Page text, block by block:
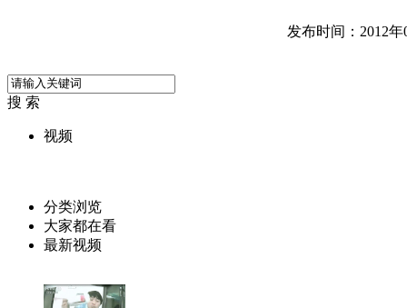
发布时间：2012年
搜 索
视频
分类浏览
大家都在看
最新视频